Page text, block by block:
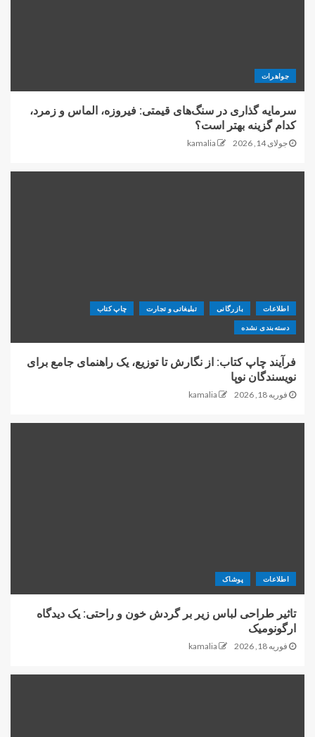
جواهرات
سرمایه گذاری در سنگ‌های قیمتی: فیروزه، الماس و زمرد،
کدام گزینه بهتر است؟
جولای 14, 2026 kamalia
اطلاعات بازرگانی تبلیغاتی و تجارت چاپ کتاب
دسته‌بندی نشده
فرآیند چاپ کتاب: از نگارش تا توزیع، یک راهنمای جامع برای
نویسندگان نوپا
فوریه 18, 2026 kamalia
اطلاعات پوشاک
تاثیر طراحی لباس زیر بر گردش خون و راحتی: یک دیدگاه
ارگونومیک
فوریه 18, 2026 kamalia